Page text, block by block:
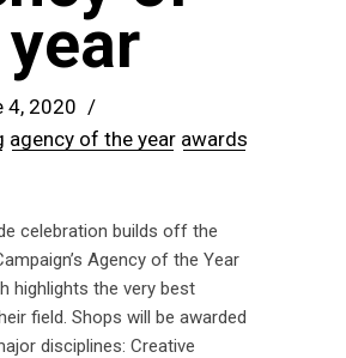
4, 2020
agency of the year awards
celebration builds off the
Agency of the Year
highlights the very best
field. Shops will be awarded
disciplines: Creative